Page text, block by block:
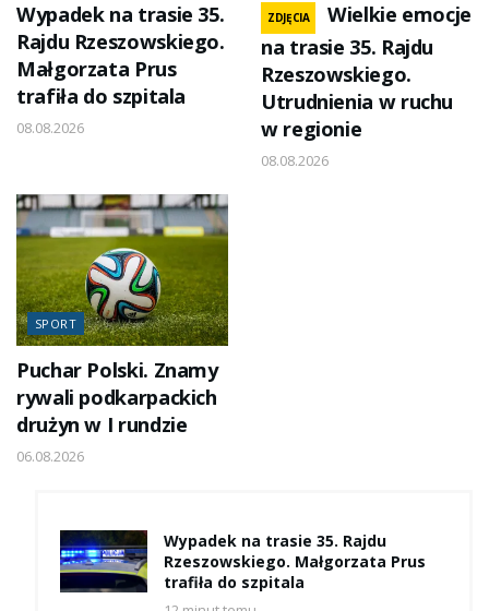
Wypadek na trasie 35.
Rajdu Rzeszowskiego.
Małgorzata Prus
trafiła do szpitala
08.08.2026
ZDJĘCIA
Wielkie emocje
na trasie 35. Rajdu
Rzeszowskiego.
Utrudnienia w ruchu
w regionie
08.08.2026
SPORT
Puchar Polski. Znamy
rywali podkarpackich
drużyn w I rundzie
06.08.2026
Wypadek na trasie 35. Rajdu
Rzeszowskiego. Małgorzata Prus
trafiła do szpitala